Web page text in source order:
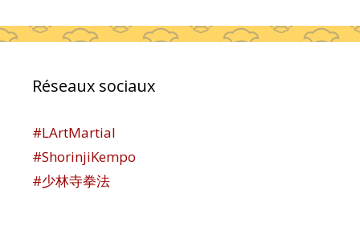
Réseaux sociaux
#LArtMartial
#ShorinjiKempo
#少林寺拳法